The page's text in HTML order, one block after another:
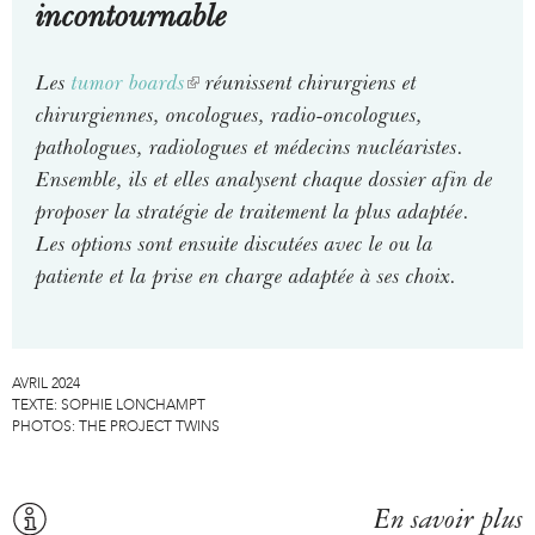
incontournable
Les tumor boards(
l
i
n
k
i
s
e
r
réunissent chirurgiens et
chirurgiennes, oncologues, radio-oncologues,
pathologues, radiologues et médecins nucléaristes.
Ensemble, ils et elles analysent chaque dossier afin de
proposer la stratégie de traitement la plus adaptée.
Les options sont ensuite discutées avec le ou la
patiente et la prise en charge adaptée à ses choix.
AVRIL 2024
TEXTE: SOPHIE LONCHAMPT
PHOTOS: THE PROJECT TWINS
En savoir plus